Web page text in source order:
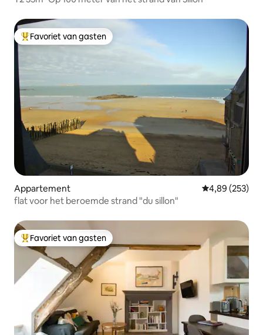
Topfavoriet van gasten
Favoriet van gasten
Appartement Gemiddelde
4,89 (253)
flat voor het beroemde strand "du sillon"
Topfavoriet van gasten
Favoriet van gasten